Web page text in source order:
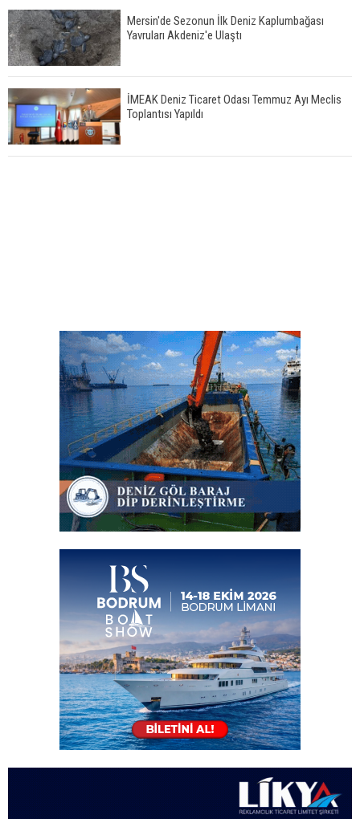
Mersin'de Sezonun İlk Deniz Kaplumbağası
Yavruları Akdeniz'e Ulaştı
İMEAK Deniz Ticaret Odası Temmuz Ayı Meclis
Toplantısı Yapıldı